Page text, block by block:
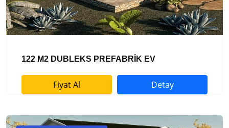
122 M2 DUBLEKS PREFABRİK EV
Fiyat Al Detay